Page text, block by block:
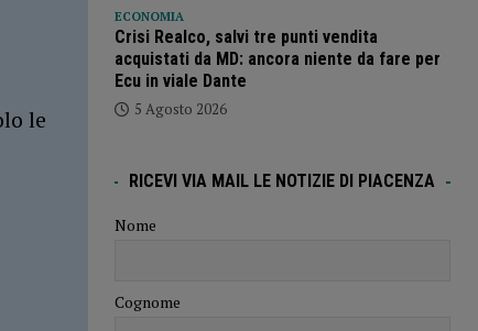
le
ECONOMIA
Crisi Realco, salvi tre punti vendita
acquistati da MD: ancora niente da fare per
Ecu in viale Dante
5 Agosto 2026
RICEVI VIA MAIL LE NOTIZIE DI PIACENZA
Nome
Cognome